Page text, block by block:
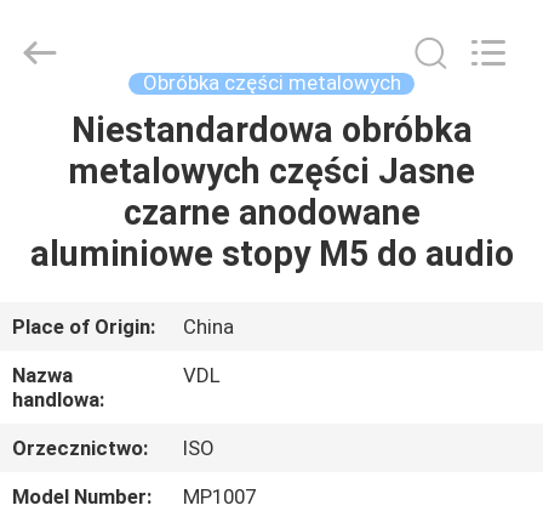
DOM
PRODUKTY
NAS
WYCIECZKA
PO
FABRYCE
LTD.
Obróbka części metalowych
Niestandardowa obróbka
metalowych części Jasne
czarne anodowane
aluminiowe stopy M5 do audio
Place of Origin:
China
Nazwa
handlowa:
VDL
Orzecznictwo:
ISO
Model Number:
MP1007